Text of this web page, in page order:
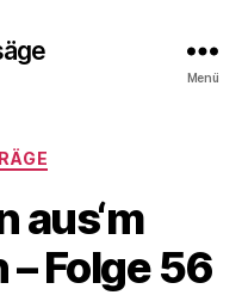
Menü
aus‘m
Folge 56